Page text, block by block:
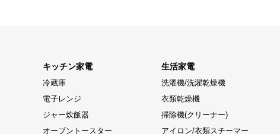
キッチン家電
冷蔵庫
電子レンジ
ジャー炊飯器
オーブントースター
生活家電
洗濯機/洗濯乾燥機
衣類乾燥機
掃除機(クリーナー)
アイロン/衣類スチーマー